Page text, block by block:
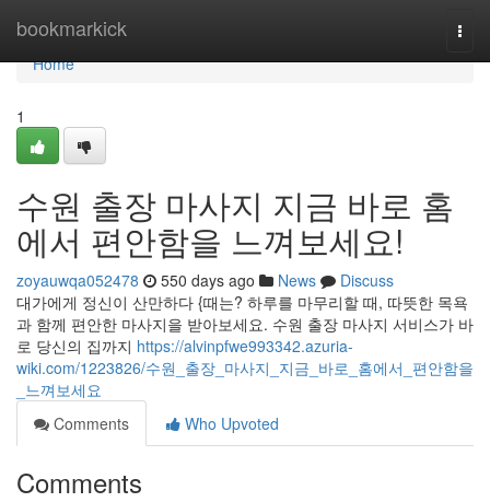
bookmarkick
Home
Home
1
수원 출장 마사지 지금 바로 홈
에서 편안함을 느껴보세요!
zoyauwqa052478 550 days ago News
Discuss
대가에게 정신이 산만하다 {때는? 하루를 마무리할 때, 따뜻한 목욕
과 함께 편안한 마사지을 받아보세요. 수원 출장 마사지 서비스가 바
로 당신의 집까지 https://alvinpfwe993342.azuria-
wiki.com/1223826/수원_출장_마사지_지금_바로_홈에서_편안함을
_느껴보세요
Comments
Who Upvoted
Comments